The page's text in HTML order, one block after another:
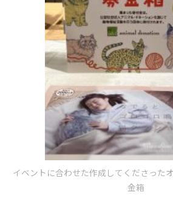
イベントに合わせた作成してくださった
金箱